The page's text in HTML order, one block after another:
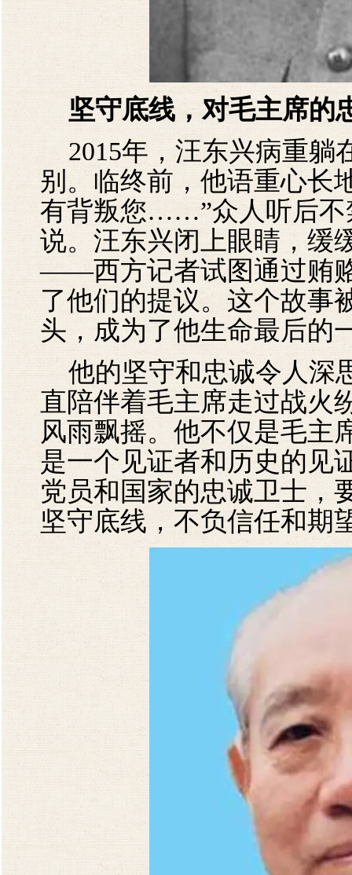
坚守底线，对毛主席的
2015年，汪东兴病重躺
别。临终前，他语重心长
有背叛您……”众人听后不
说。汪东兴闭上眼睛，缓
——西方记者试图通过贿
了他们的提议。这个故事
头，成为了他生命最后的
他的坚守和忠诚令人深
直陪伴着毛主席走过战火
风雨飘摇。他不仅是毛主
是一个见证者和历史的见
党员和国家的忠诚卫士，
坚守底线，不负信任和期